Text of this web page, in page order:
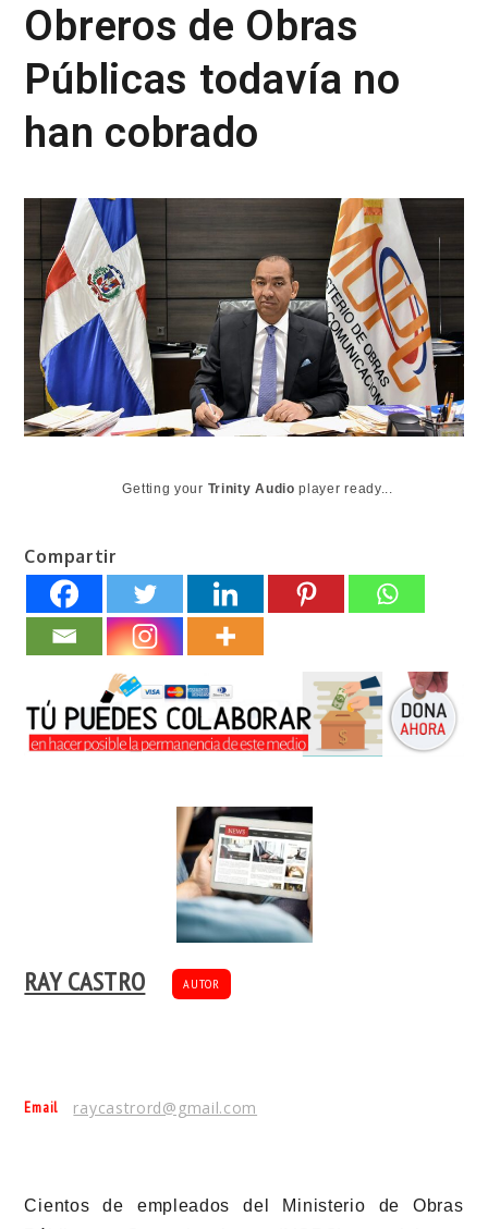
Obreros de Obras
Públicas todavía no
han cobrado
Getting your Trinity Audio player ready...
Compartir
RAY CASTRO AUTOR
Email raycastrord@gmail.com
Cientos de empleados del Ministerio de Obras